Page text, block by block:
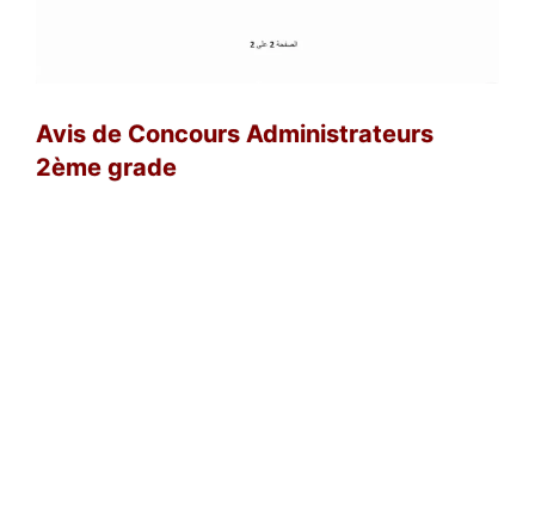
Avis de Concours Administrateurs
2ème grade